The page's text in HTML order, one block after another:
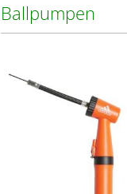
Ballpumpen